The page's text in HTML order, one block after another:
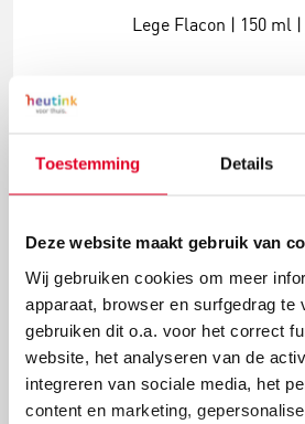
Toestemming Details
Deze website maakt gebruik van
Wij gebruiken cookies om meer
apparaat, browser en surfgedrag te
gebruiken dit o.a. voor het correct
website, het analyseren van de
integreren van sociale media, het
content en marketing,
Lege Flacon | 150 ml
Meer info